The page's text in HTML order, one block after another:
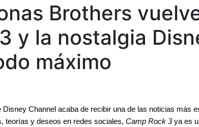
Brothers
y la nostalgia
máximo
Disney Channel acaba de recibir una de las noticias más
teorías y deseos en redes sociales, Camp Rock 3 ya es